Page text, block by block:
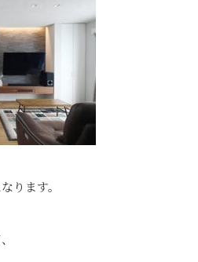
イベント・見学会
展示場・モデルハウス
商品ラインナップ
建築実例・お客様イン
タビュー
価格・プラン
間取りプラン集
About
会社概要
ります。